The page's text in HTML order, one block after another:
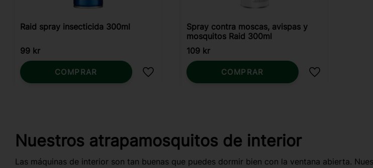
Raid spray insecticida 300ml
99 kr
Añadir a favoritos
COMPRAR
Spray contra moscas, avispas y
mosquitos Raid 300ml
109 kr
Añadir a
COMPRAR
Nuestros atrapamosquitos de interior
Las máquinas de interior son tan buenas que puedes dormir bien con la ventana abierta.